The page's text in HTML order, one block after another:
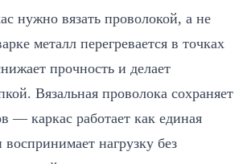
геотекстиля выводим на стенки
песок слоями по
с
виброплитой. Итоговая
—15 см. Песок выполняет роль
распределяет нагрузку на
нужно вязать проволокой, а не
металл перегревается в точках
прочность и делает
Вязальная проволока сохраняет
— каркас работает как единая
воспринимает нагрузку без